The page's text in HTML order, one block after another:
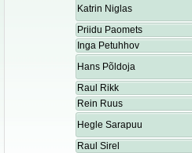
Katrin Niglas
Priidu Paomets
Inga Petuhhov
Hans Põldoja
Raul Rikk
Rein Ruus
Hegle Sarapuu
Raul Sirel